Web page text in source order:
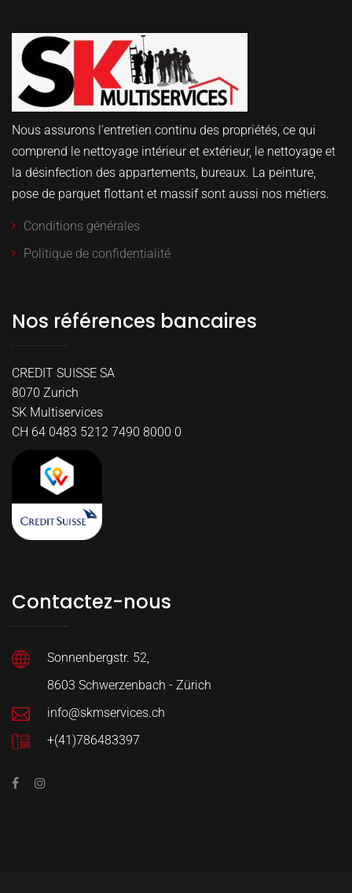
Nous assurons l’entretien continu des propriétés, ce qui
comprend le nettoyage intérieur et extérieur, le nettoyage et
la désinfection des appartements, bureaux. La peinture,
pose de parquet flottant et massif sont aussi nos métiers.
Conditions générales
Politique de confidentialité
Nos références bancaires
CREDIT SUISSE SA
8070 Zurich
SK Multiservices
CH 64 0483 5212 7490 8000 0
Contactez-nous
Sonnenbergstr. 52,
8603 Schwerzenbach - Zürich
info@skmservices.ch
+(41)786483397